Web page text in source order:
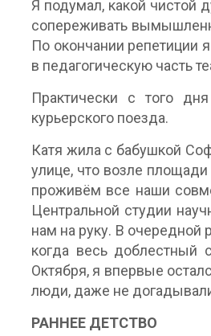
Я подумал, какой чистой
сопереживать
По окончании репетиции
в педагогическую часть
Практически с того
курьерского поезда.
Катя жила с бабушкой
улице, что возле
проживём все наши
Центральной студии
нам на руку. В очередной
когда весь доблестный
Октября, я впервые
люди, даже не
РАННЕЕ ДЕТСТВО